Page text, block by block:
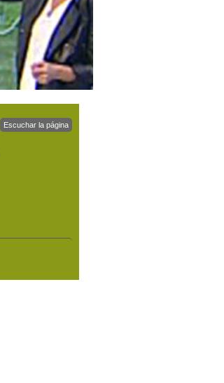
Escuchar la página